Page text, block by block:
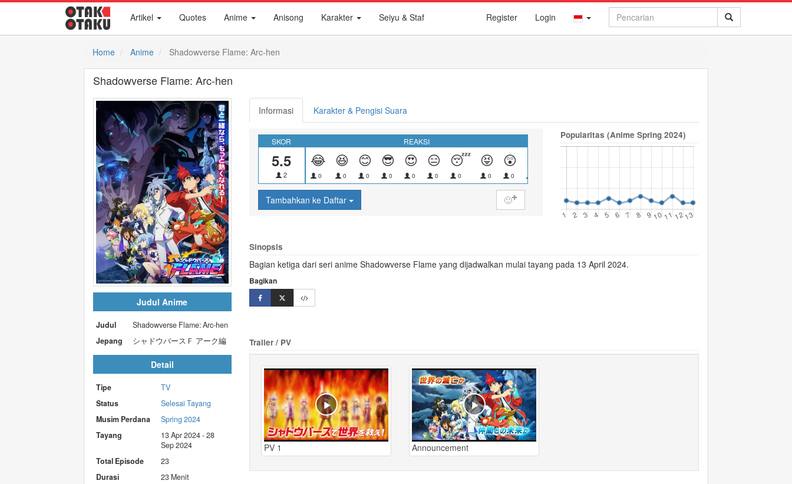
Register Login
Artikel Quotes Anime Anisong Karakter Seiyu & Staf
Home Anime Shadowverse Flame: Arc-hen
Shadowverse Flame: Arc-hen
Judul Anime
Judul
Shadowverse Flame: Arc-hen
Jepang
シャドウバースＦ アーク編
Detail
Tipe
TV
Status
Selesai Tayang
Musim Perdana
Spring 2024
Tayang
13 Apr 2024 - 28
Sep 2024
Total Episode
23
Durasi
23 Menit
Informasi Karakter & Pengisi Suara
SKOR
5.5
2
REAKSI
😂
0
😆
0
😊
0
😎
0
😍
0
😑
0
😴
0
😝
0
😲
0
😟
Tambahkan ke Daftar 🙂
Popularitas (Anime Spring 2024)
Sinopsis
Bagian ketiga dari seri anime Shadowverse Flame yang dijadwalkan mulai tayang pada 13 April 2024.
Bagikan
Trailer / PV
PV 1 Announcement